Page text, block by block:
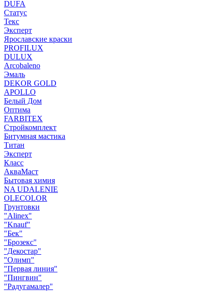
DUFA
Статус
Текс
Эксперт
Ярославские краски
PROFILUX
DULUX
Arcobaleno
Эмаль
DEKOR GOLD
APOLLO
Белый Дом
Оптима
FARBITEX
Стройкомплект
Битумная мастика
Титан
Эксперт
Класс
АкваМаст
Бытовая химия
NA UDALENIE
OLECOLOR
Грунтовки
"Alinex"
"Knauf"
"Бек"
"Брозекс"
"Декостар"
"Олимп"
"Первая линия"
"Пингвин"
"Радугамалер"